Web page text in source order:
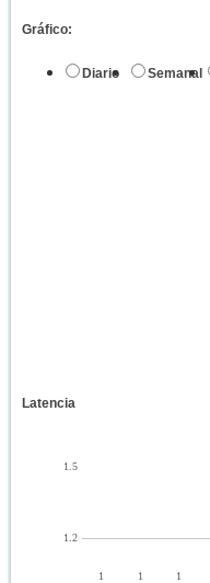
Gráfico:
Diario Semanal
Latencia
1.2
1.5
1 1 1